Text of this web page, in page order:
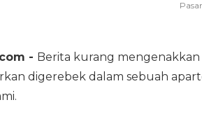
- Berita kurang
digerebek dalam sebuah